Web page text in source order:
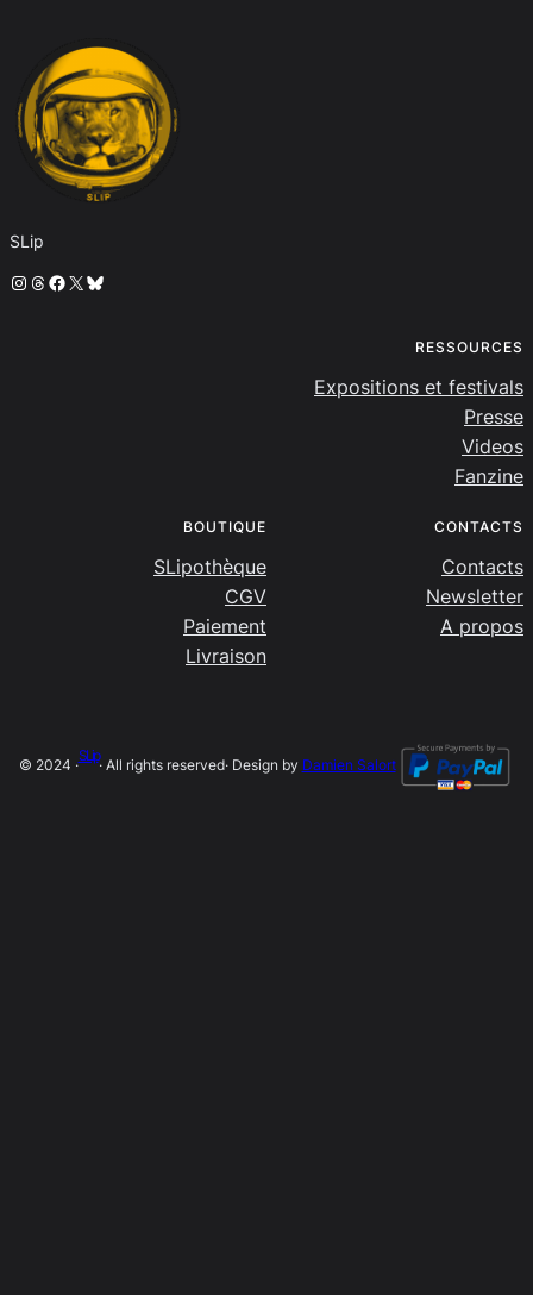
SLip
Instagram
Threads
Facebook
X Bluesky
RESSOURCES
Expositions et festivals
Presse
Videos
Fanzine
BOUTIQUE
SLipothèque
CGV
Paiement
Livraison
CONTACTS
Contacts
Newsletter
A propos
© 2024 ·
SLip
· All rights reserved· Design by Damien Salort